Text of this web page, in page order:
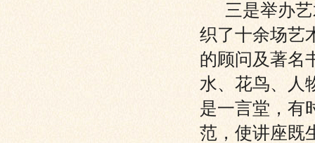
三是举办艺
织了十余场艺
的顾问及著名
水、花鸟、人
是一言堂，有
范，使讲座既